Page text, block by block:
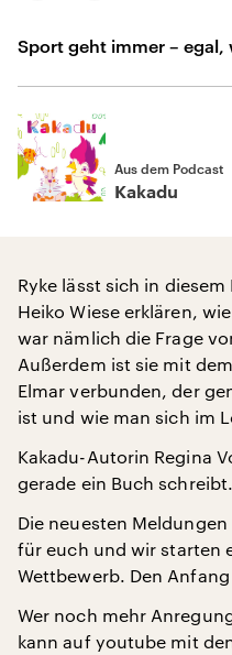
Sport geht immer – egal,
Aus dem Podcast
Kakadu
Ryke lässt sich in
Heiko Wiese erklären,
war nämlich die Frage
Außerdem ist sie mit
Elmar verbunden, der
ist und wie man sich im
Kakadu-Autorin Regina
gerade ein Buch schreibt.
Die neuesten
für euch und wir starten
Wettbewerb. Den
Wer noch mehr
kann auf youtube mit